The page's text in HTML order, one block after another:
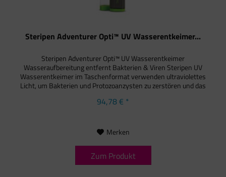
Steripen Adventurer Opti™ UV Wasserentkeimer...
Steripen Adventurer Opti™ UV Wasserentkeimer
Wasseraufbereitung entfernt Bakterien & Viren Steripen UV
Wasserentkeimer im Taschenformat verwenden ultraviolettes
Licht, um Bakterien und Protozoanzysten zu zerstören und das
94,78 € *
Merken
Zum Produkt